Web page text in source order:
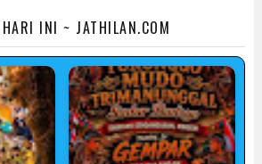
INI ~ JATHILAN.COM